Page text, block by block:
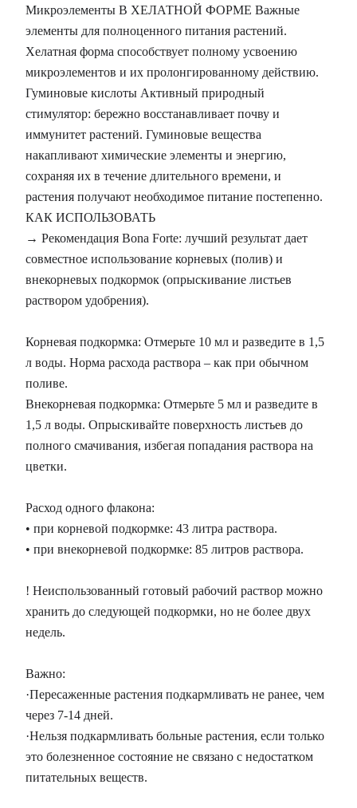
Микроэлементы В ХЕЛАТНОЙ ФОРМЕ Важные
элементы для полноценного питания растений.
Хелатная форма способствует полному усвоению
микроэлементов и их пролонгированному действию.
Гуминовые кислоты Активный природный
стимулятор: бережно восстанавливает почву и
иммунитет растений. Гуминовые вещества
накапливают химические элементы и энергию,
сохраняя их в течение длительного времени, и
растения получают необходимое питание постепенно.
КАК ИСПОЛЬЗОВАТЬ
→ Рекомендация Bona Forte: лучший результат дает
совместное использование корневых (полив) и
внекорневых подкормок (опрыскивание листьев
раствором удобрения).
Корневая подкормка: Отмерьте 10 мл и разведите в 1,5
л воды. Норма расхода раствора – как при обычном
поливе.
Внекорневая подкормка: Отмерьте 5 мл и разведите в
1,5 л воды. Опрыскивайте поверхность листьев до
полного смачивания, избегая попадания раствора на
цветки.
Расход одного флакона:
• при корневой подкормке: 43 литра раствора.
• при внекорневой подкормке: 85 литров раствора.
! Неиспользованный готовый рабочий раствор можно
хранить до следующей подкормки, но не более двух
недель.
Важно:
·Пересаженные растения подкармливать не ранее, чем
через 7-14 дней.
·Нельзя подкармливать больные растения, если только
это болезненное состояние не связано с недостатком
питательных веществ.